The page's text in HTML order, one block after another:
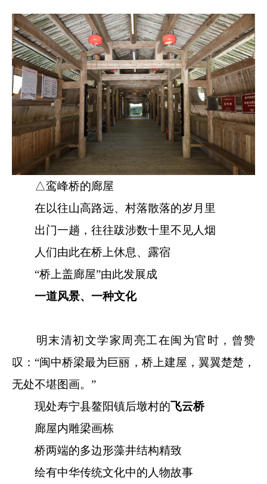
△鸾峰桥的廊屋
在以往山高路远、村落散落的岁月里
出门一趟，往往跋涉数十里不见人烟
人们由此在桥上休息、露宿
“桥上盖廊屋”由此发展成
一道风景、一种文化
明末清初文学家周亮工在闽为官时，曾赞
叹：“闽中桥梁最为巨丽，桥上建屋，翼翼楚楚，
无处不堪图画。”
现处寿宁县鳌阳镇后墩村的飞云桥
廊屋内雕梁画栋
桥两端的多边形藻井结构精致
绘有中华传统文化中的人物故事